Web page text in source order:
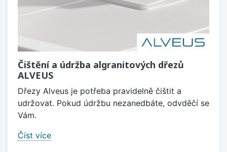
Čištění a údržba algranitových dřezů
ALVEUS
Dřezy Alveus je potřeba pravidelně čištit a
udržovat. Pokud údržbu nezanedbáte, odvděčí se
Vám.
Číst více